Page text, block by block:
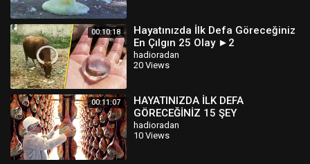
00:10:18
Hayatınızda İlk Defa Göreceğiniz
En Çılgın 25 Olay ►2
hadioradan
20 Views
00:11:07
HAYATINIZDA İLK DEFA
GÖRECEĞİNİZ 15 ŞEY
hadioradan
10 Views